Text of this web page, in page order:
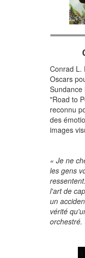
Conrad L.
Oscars
Sundance
"Road to
reconnu
des
images
« Je ne
les gens
l'art de
un
vérité
orchestré.